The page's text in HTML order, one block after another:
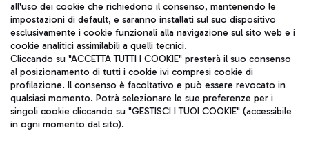
Aeroporti di Roma S.p.A. - Società soggetta a direzione e
coordinamento di Mundys S.p.A.
Codice fiscale e Registro delle Imprese di Roma 13032990155 P.
IVA 06572251004
Capitale sociale 62.224.743,00 int. vers.
Sede legale: Via Pier Paolo Racchetti 1 - 00054 Fiumicino (RM)
telefono +39 06 65951
all'uso dei cookie che richiedono il consenso, mantenendo le
impostazioni di default, e saranno installati sul suo dispositivo
esclusivamente i cookie funzionali alla navigazione sul sito web e i
cookie analitici assimilabili a quelli tecnici.
Cliccando su "ACCETTA TUTTI I COOKIE" presterà il suo consenso
al posizionamento di tutti i cookie ivi compresi cookie di
profilazione. Il consenso è facoltativo e può essere revocato in
qualsiasi momento. Potrà selezionare le sue preferenze per i
singoli cookie cliccando su "GESTISCI I TUOI COOKIE" (accessibile
in ogni momento dal sito).